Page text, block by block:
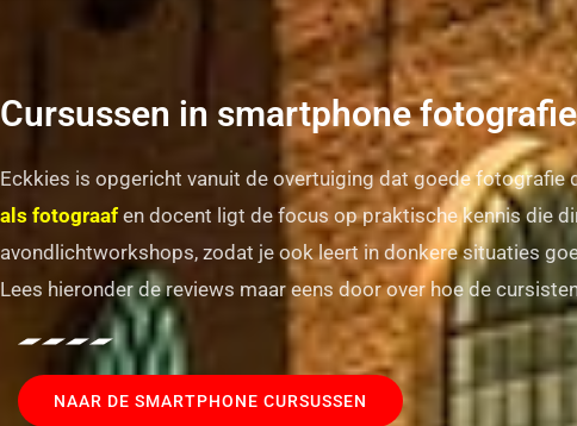
Cursussen in smartphone
Eckkies is opgericht vanuit de overtuiging dat goede
als fotograaf en docent ligt de focus op praktische kennis die
avondlichtworkshops, zodat je ook leert in donkere situaties
Lees hieronder de reviews maar eens door over hoe de
NAAR DE SMARTPHONE CURSUSSEN